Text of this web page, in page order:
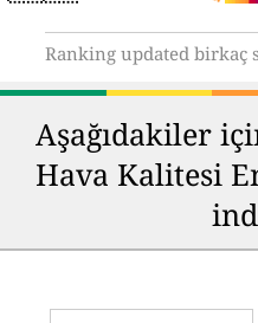
Ranking updated birkaç
Aşağıdakiler
Hava Kalitesi